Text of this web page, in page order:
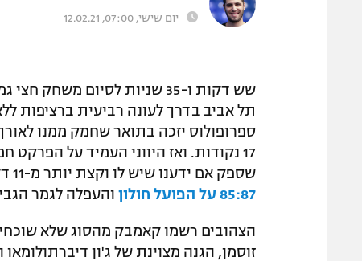
יום שישי, 07:00, 12.02.21
שש דקות ו-35 שניות לסיום
תל אביב בדרך לעונה רביעית ברציפות
ספרופולוס יזכה בתואר שחמק ממנו
17 נקודות. ואז היווני העמיד על
שספק אם ידענו שיש לו וקצת יותר מ-11 דקות של כדורסל לאחר מכן, אלופת המדינה חגגה ניצחון
85:87 על הפועל חולון
והעפלה לגמר הגביע
הצהובים רשמו קאמבק מהסוג שלא
זוסמן, הגנה מצוינת של ג'ון